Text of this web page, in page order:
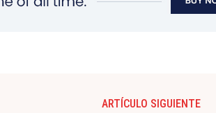
ARTÍCULO SIGUIENTE